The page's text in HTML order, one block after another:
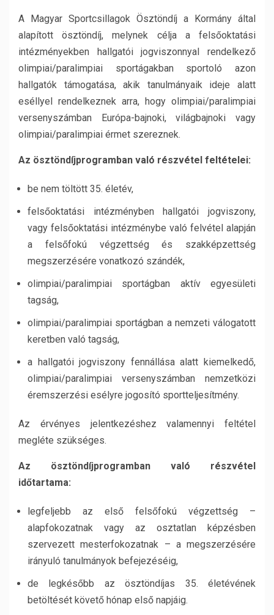
A Magyar Sportcsillagok Ösztöndíj a Kormány által
alapított ösztöndíj, melynek célja a felsőoktatási
intézményekben hallgatói jogviszonnyal rendelkező
olimpiai/paralimpiai sportágakban sportoló azon
hallgatók támogatása, akik tanulmányaik ideje alatt
eséllyel rendelkeznek arra, hogy olimpiai/paralimpiai
versenyszámban Európa-bajnoki, világbajnoki vagy
olimpiai/paralimpiai érmet szereznek.
Az ösztöndíjprogramban való részvétel feltételei:
be nem töltött 35. életév,
felsőoktatási intézményben hallgatói jogviszony,
vagy felsőoktatási intézménybe való felvétel alapján
a felsőfokú végzettség és szakképzettség
megszerzésére vonatkozó szándék,
olimpiai/paralimpiai sportágban aktív egyesületi
tagság,
olimpiai/paralimpiai sportágban a nemzeti válogatott
keretben való tagság,
a hallgatói jogviszony fennállása alatt kiemelkedő,
olimpiai/paralimpiai versenyszámban nemzetközi
éremszerzési esélyre jogosító sportteljesítmény.
Az érvényes jelentkezéshez valamennyi feltétel
megléte szükséges.
Az ösztöndíjprogramban való részvétel
időtartama:
legfeljebb az első felsőfokú végzettség –
alapfokozatnak vagy az osztatlan képzésben
szervezett mesterfokozatnak – a megszerzésére
irányuló tanulmányok befejezéséig,
de legkésőbb az ösztöndíjas 35. életévének
betöltését követő hónap első napjáig.